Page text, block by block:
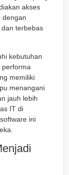
akses
dengan
dan terbebas
kebutuhan
performa
memiliki
menangani
jauh lebih
IT di
ini